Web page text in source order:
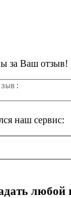
за Ваш отзыв!
наш сервис:
любой